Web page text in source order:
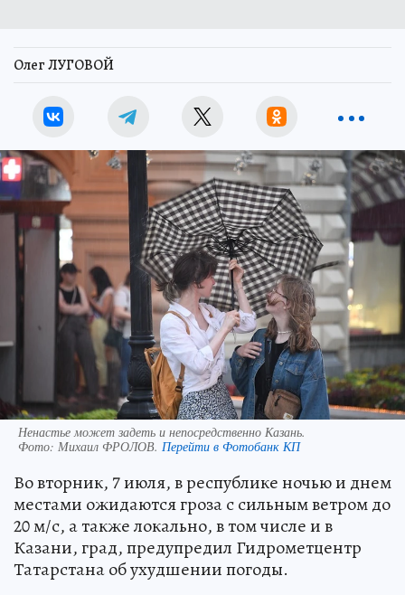
Олег ЛУГОВОЙ
Ненастье может задеть и непосредственно Казань.
Фото: Михаил ФРОЛОВ. Перейти в Фотобанк КП
Во вторник, 7 июля, в республике ночью и днем
местами ожидаются гроза с сильным ветром до
20 м/с, а также локально, в том числе и в
Казани, град, предупредил Гидрометцентр
Татарстана об ухудшении погоды.